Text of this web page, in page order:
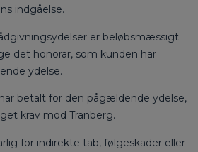
indgåelse.
er beløbsmæssigt
det honorar, som kunden har
ydelse.
betalt for den pågældende ydelse,
krav mod Tranberg.
for indirekte tab, følgeskader eller